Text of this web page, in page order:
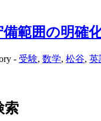
備範囲の明確化
- 受験, 数学, 松谷, 英
索